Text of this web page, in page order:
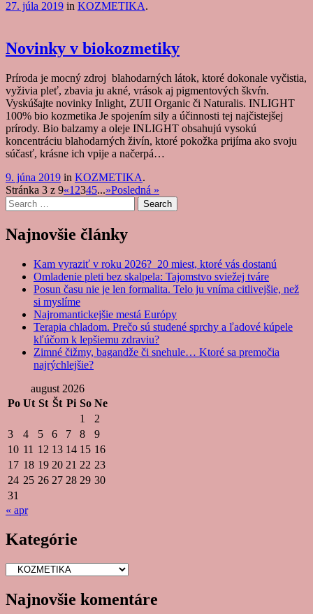
27. júla 2019 in KOZMETIKA.
Novinky v biokozmetiky
Príroda je mocný zdroj blahodarných látok, ktoré dokonale vyčistia,
vyživia pleť, zbavia ju akné, vrások aj pigmentových škvŕn.
Vyskúšajte novinky Inlight, ZUII Organic či Naturalis. INLIGHT
100% bio kozmetika Je spojením sily a účinnosti tej najčistejšej
prírody. Bio balzamy a oleje INLIGHT obsahujú vysokú
koncentráciu blahodarných živín, ktoré pokožka prijíma ako svoju
súčasť, krásne ich vpije a načerpá…
9. júna 2019 in KOZMETIKA.
Post
navigation
Stránka 3 z 9«1 2345...»Posledná »
Search
Najnovšie články
Kam vyraziť v roku 2026? 20 miest, ktoré vás dostanú
Omladenie pleti bez skalpela: Tajomstvo sviežej tváre
Posun času nie je len formalita. Telo ju vníma citlivejšie, než
si myslíme
Najromantickejšie mestá Európy
Terapia chladom. Prečo sú studené sprchy a ľadové kúpele
kľúčom k lepšiemu zdraviu?
Zimné čižmy, bagandže či snehule… Ktoré sa premočia
najrýchlejšie?
august 2026
Po Ut St Št Pi So Ne
1
2
3
4 5 6 7 8
9
10 11 12 13 14 15 16
17 18 19 20 21 22 23
24 25 26 27 28 29 30
31
« apr
Kategórie
Kategórie
Najnovšie komentáre